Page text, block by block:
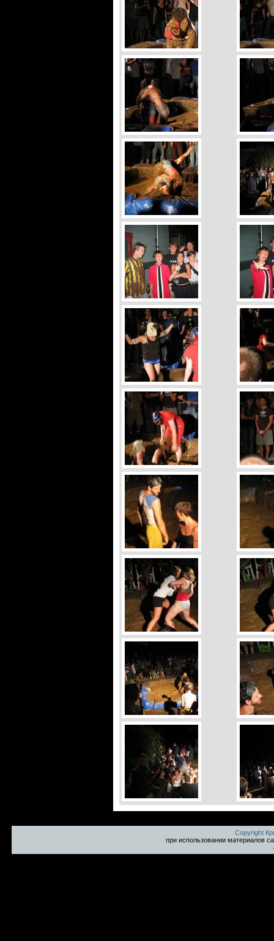
Copyright
при использовании материалов